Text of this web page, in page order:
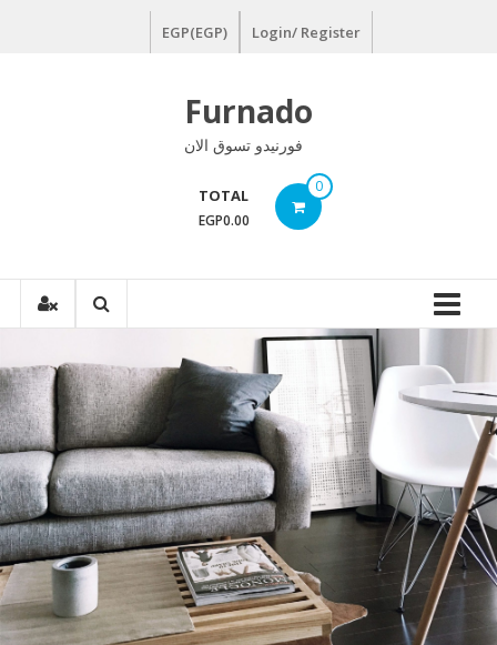
Login/ Register
EGP(EGP)
Furnado
فورنيدو تسوق الان
0
TOTAL
EGP0.00